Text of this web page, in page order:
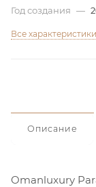
Год создания —
Все характеристики
Описание
Omanluxury